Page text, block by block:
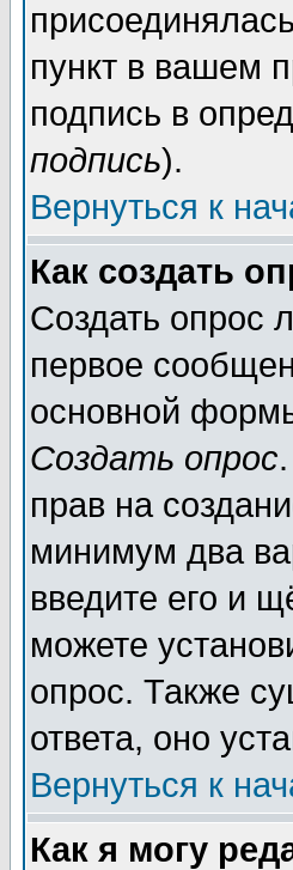
пункт в вашем
подпись в
подпись).
Вернуться к
Как создать
Создать опрос
первое
основной
Создать опрос
прав на
минимум два
введите его и
можете
опрос. Также
ответа, оно
Вернуться к
Как я могу